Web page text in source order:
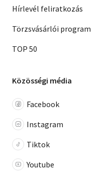
Hírlevél feliratkozás
Törzsvásárlói program
TOP 50
Közösségi média
Facebook
Instagram
Tiktok
Youtube